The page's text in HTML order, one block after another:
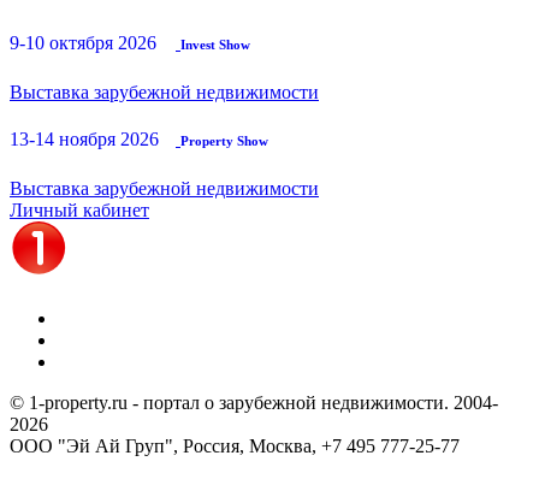
9-10 октября 2026 Invest Show
Выставка зарубежной недвижимости
13-14 ноября 2026 Property Show
Выставка зарубежной недвижимости
Личный кабинет
© 1-property.ru - портал о зарубежной недвижимости. 2004-
2026
ООО "Эй Ай Груп", Россия, Москва, +7 495 777-25-77